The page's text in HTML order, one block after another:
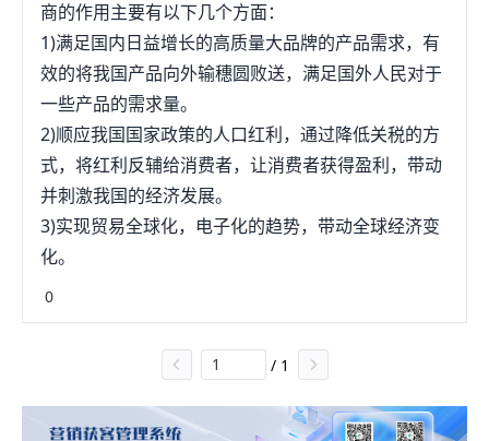
商的作用主要有以下几个方面：
1)满足国内日益增长的高质量大品牌的产品需求，有
效的将我国产品向外输穗圆败送，满足国外人民对于
一些产品的需求量。
2)顺应我国国家政策的人口红利，通过降低关税的方
式，将红利反辅给消费者，让消费者获得盈利，带动
并刺激我国的经济发展。
3)实现贸易全球化，电子化的趋势，带动全球经济变
化。
0
/ 1